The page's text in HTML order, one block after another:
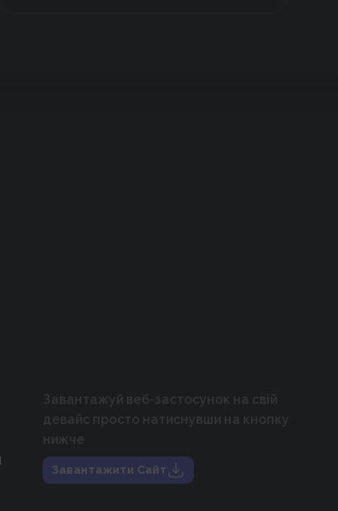
Завантажуй веб-застосунок на свій
девайс просто натиснувши на кнопку
нижче
Завантажити Сайт